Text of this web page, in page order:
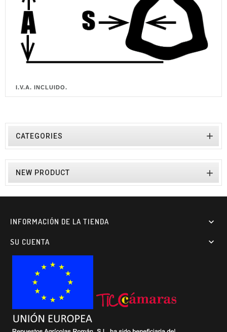
I.V.A. INCLUIDO.
CATEGORIES 
NEW PRODUCT 
INFORMACIÓN DE LA TIENDA 
SU CUENTA 